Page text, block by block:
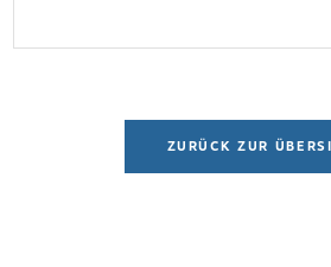
vom eigenen Dach – und kann
ZURÜCK ZUR